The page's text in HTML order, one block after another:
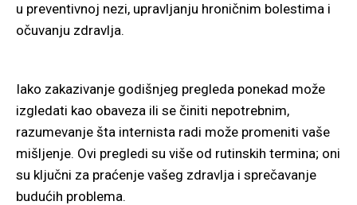
u preventivnoj nezi, upravljanju hroničnim bolestima i
očuvanju zdravlja.
Iako zakazivanje godišnjeg pregleda ponekad može
izgledati kao obaveza ili se činiti nepotrebnim,
razumevanje šta internista radi može promeniti vaše
mišljenje. Ovi pregledi su više od rutinskih termina; oni
su ključni za praćenje vašeg zdravlja i sprečavanje
budućih problema.